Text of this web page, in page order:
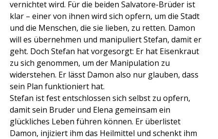
vernichtet wird. Für die beiden Salvatore-Brüder ist
klar – einer von ihnen wird sich opfern, um die Stadt
und die Menschen, die sie lieben, zu retten. Damon
will es übernehmen und manipuliert Stefan, damit er
geht. Doch Stefan hat vorgesorgt: Er hat Eisenkraut
zu sich genommen, um der Manipulation zu
widerstehen. Er lässt Damon also nur glauben, dass
sein Plan funktioniert hat.
Stefan ist fest entschlossen sich selbst zu opfern,
damit sein Bruder und Elena gemeinsam ein
glückliches Leben führen können. Er überlistet
Damon, injiziert ihm das Heilmittel und schenkt ihm